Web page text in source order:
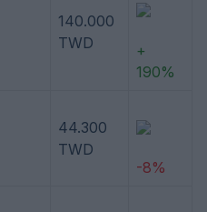
140.000
TWD
+
190%
44.300
TWD
-8%